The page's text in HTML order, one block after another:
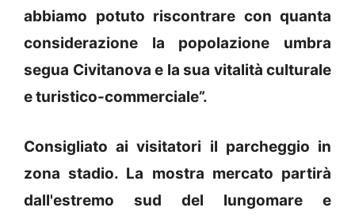
abbiamo potuto riscontrare con quanta
considerazione la popolazione umbra
segua Civitanova e la sua vitalità culturale
e turistico-commerciale”.
Consigliato ai visitatori il parcheggio in
zona stadio. La mostra mercato partirà
dall'estremo sud del lungomare e